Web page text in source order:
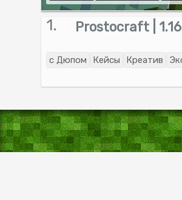
1. Prostocraft |
с Дюпом Кейсы Креатив